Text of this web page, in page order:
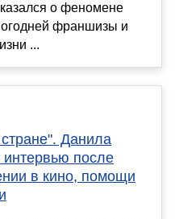
о феномене
франшизы и
...
Данила
интервью после
в кино, помощи